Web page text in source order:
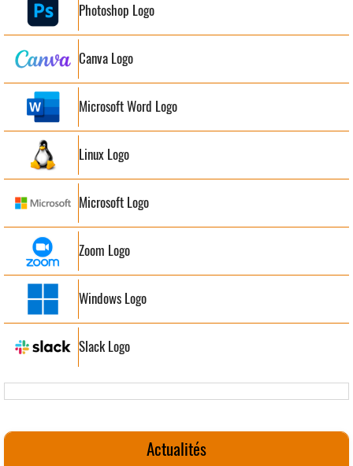
Photoshop Logo
Canva Logo
Microsoft Word Logo
Linux Logo
Microsoft Logo
Zoom Logo
Windows Logo
Slack Logo
Actualités